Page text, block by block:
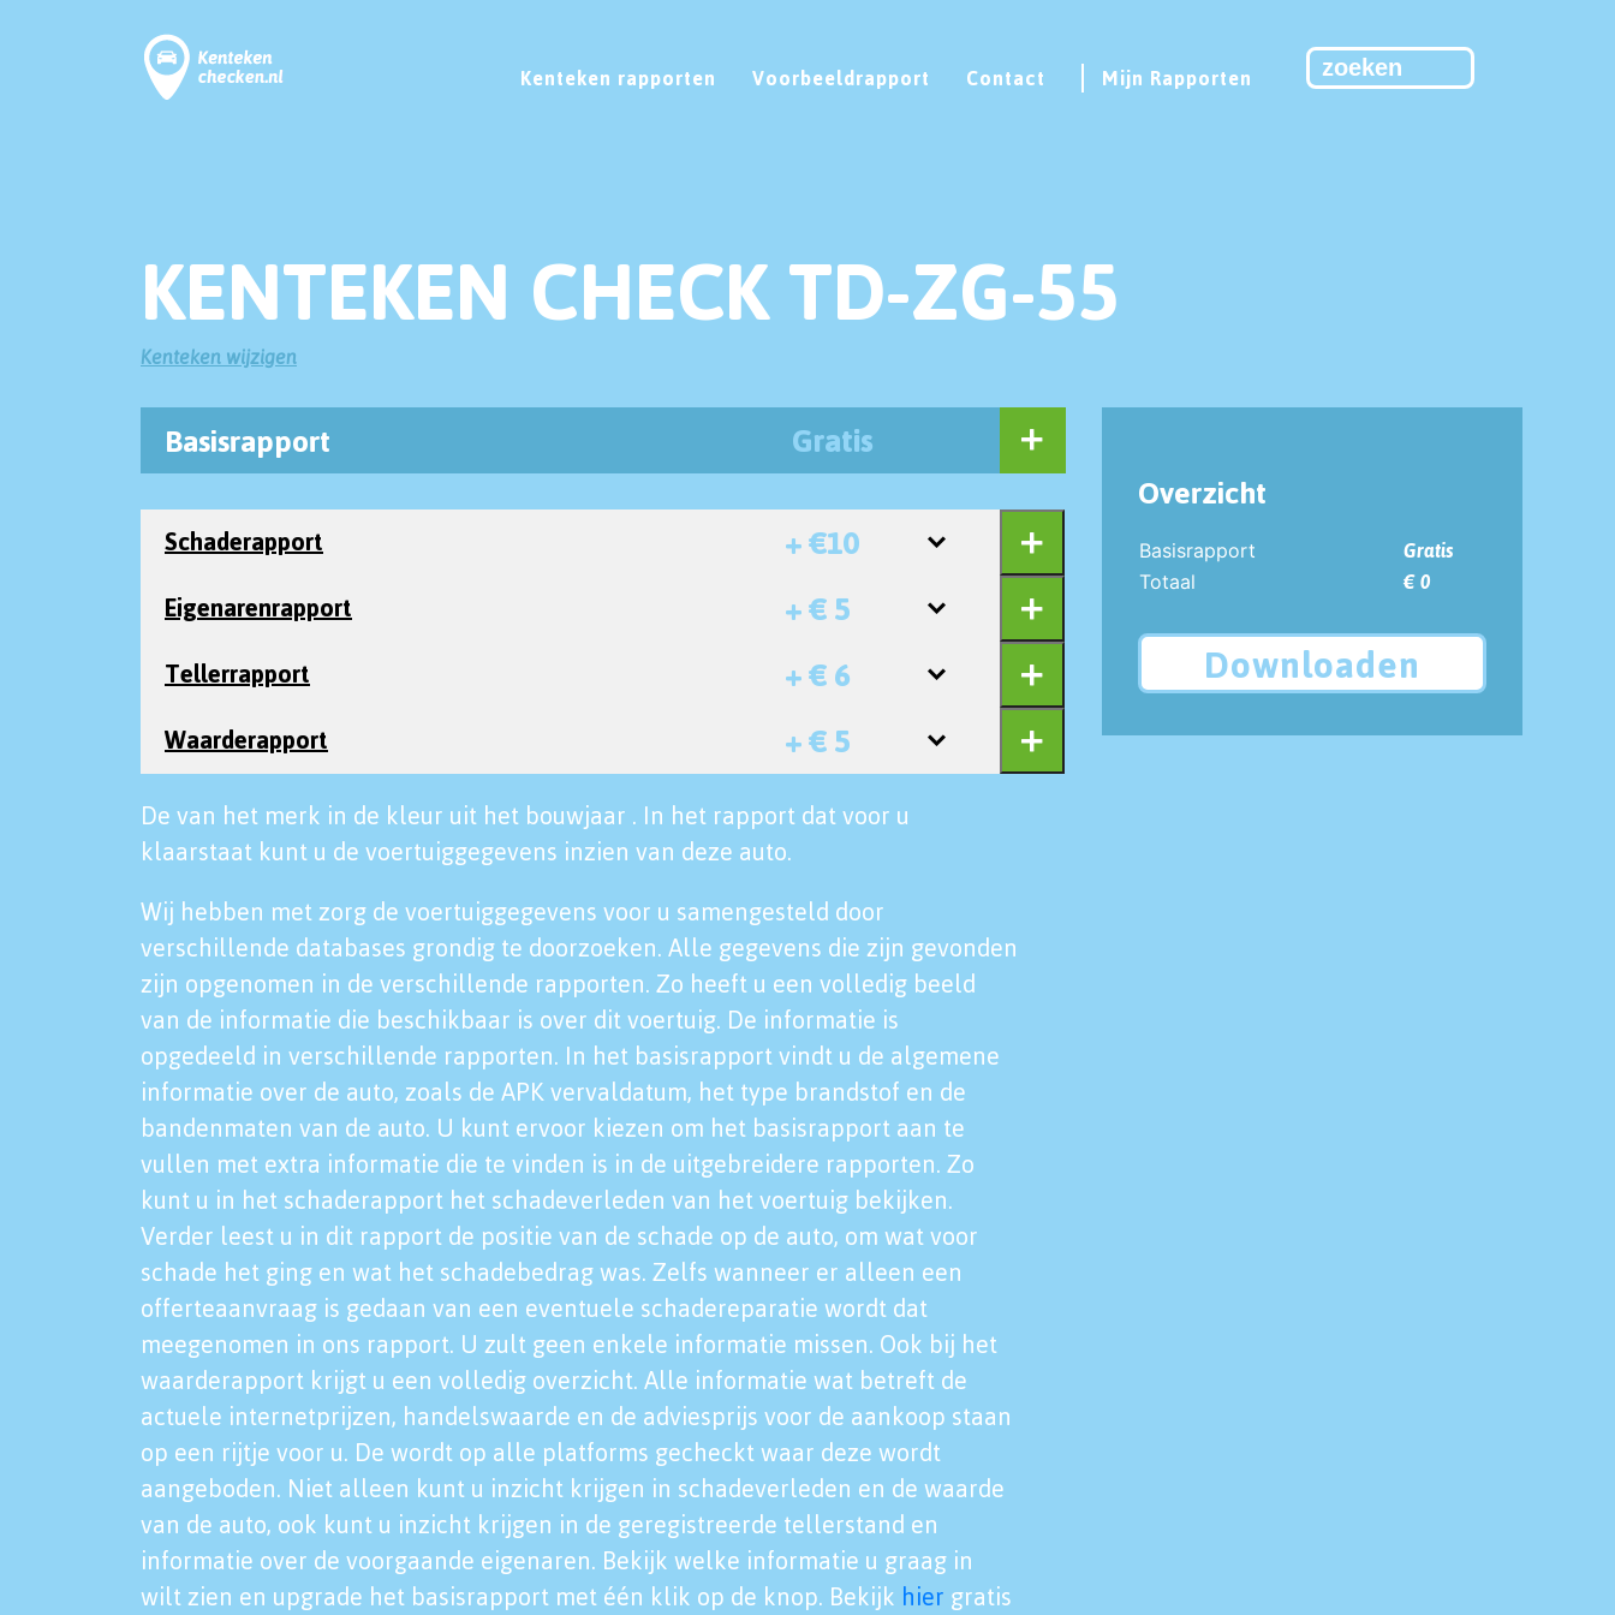
Kenteken rapporten Voorbeeldrapport Contact Mijn Rapporten
KENTEKEN CHECK TD-ZG-55
Kenteken wijzigen
Basisrapport Gratis
Schaderapport + €10
Eigenarenrapport + € 5
Tellerrapport + € 6
Waarderapport + € 5
De van het merk in de kleur uit het bouwjaar . In het rapport dat voor u
klaarstaat kunt u de voertuiggegevens inzien van deze auto.
Wij hebben met zorg de voertuiggegevens voor u samengesteld door
verschillende databases grondig te doorzoeken. Alle gegevens die zijn gevonden
zijn opgenomen in de verschillende rapporten. Zo heeft u een volledig beeld
van de informatie die beschikbaar is over dit voertuig. De informatie is
opgedeeld in verschillende rapporten. In het basisrapport vindt u de algemene
informatie over de auto, zoals de APK vervaldatum, het type brandstof en de
bandenmaten van de auto. U kunt ervoor kiezen om het basisrapport aan te
vullen met extra informatie die te vinden is in de uitgebreidere rapporten. Zo
kunt u in het schaderapport het schadeverleden van het voertuig bekijken.
Verder leest u in dit rapport de positie van de schade op de auto, om wat voor
schade het ging en wat het schadebedrag was. Zelfs wanneer er alleen een
offerteaanvraag is gedaan van een eventuele schadereparatie wordt dat
meegenomen in ons rapport. U zult geen enkele informatie missen. Ook bij het
waarderapport krijgt u een volledig overzicht. Alle informatie wat betreft de
actuele internetprijzen, handelswaarde en de adviesprijs voor de aankoop staan
op een rijtje voor u. De wordt op alle platforms gecheckt waar deze wordt
aangeboden. Niet alleen kunt u inzicht krijgen in schadeverleden en de waarde
van de auto, ook kunt u inzicht krijgen in de geregistreerde tellerstand en
informatie over de voorgaande eigenaren. Bekijk welke informatie u graag in
wilt zien en upgrade het basisrapport met één klik op de knop. Bekijk hier gratis
Overzicht
Basisrapport
Gratis
Totaal
€ 0
Downloaden